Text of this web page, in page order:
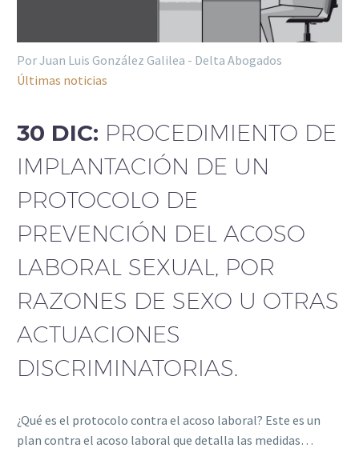
Por Juan Luis González Galilea - Delta Abogados
Últimas noticias
30 DIC: PROCEDIMIENTO DE
IMPLANTACIÓN DE UN
PROTOCOLO DE
PREVENCIÓN DEL ACOSO
LABORAL SEXUAL, POR
RAZONES DE SEXO U OTRAS
ACTUACIONES
DISCRIMINATORIAS.
¿Qué es el protocolo contra el acoso laboral? Este es un
plan contra el acoso laboral que detalla las medidas…